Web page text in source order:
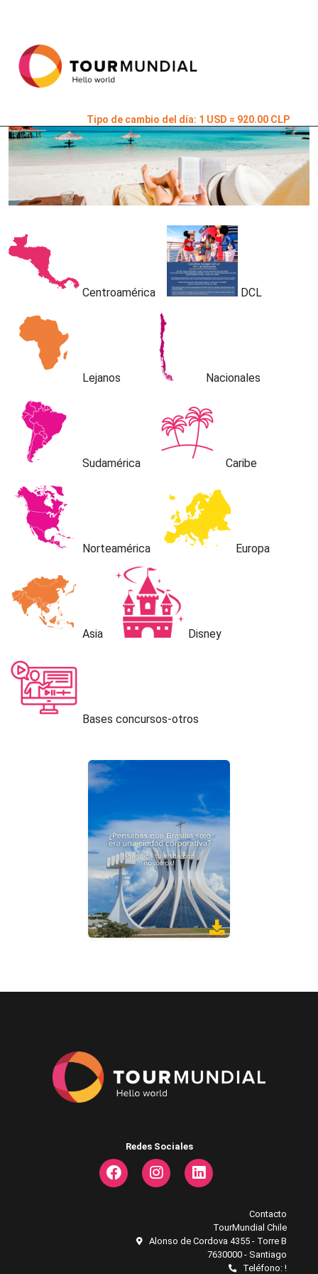
Tipo de cambio del día: 1 USD = 920.00 CLP
Centroamérica DCL
Lejanos Nacionales
Sudamérica Caribe
Norteamérica Europa
Asia Disney
Bases concursos-otros
Redes Sociales
Contacto
TourMundial Chile
Alonso de Cordova 4355 - Torre B
7630000 - Santiago
Teléfono: !